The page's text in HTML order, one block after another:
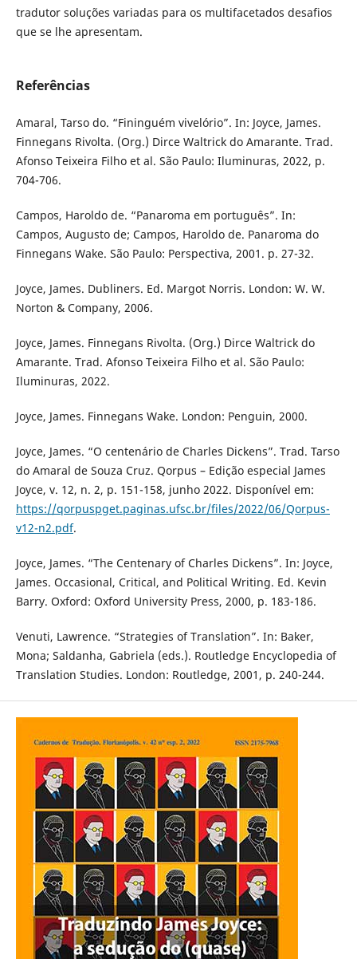
tradutor soluções variadas para os multifacetados desafios
que se lhe apresentam.
Referências
Amaral, Tarso do. “Fininguém vivelório”. In: Joyce, James.
Finnegans Rivolta. (Org.) Dirce Waltrick do Amarante. Trad.
Afonso Teixeira Filho et al. São Paulo: Iluminuras, 2022, p.
704-706.
Campos, Haroldo de. “Panaroma em português”. In:
Campos, Augusto de; Campos, Haroldo de. Panaroma do
Finnegans Wake. São Paulo: Perspectiva, 2001. p. 27-32.
Joyce, James. Dubliners. Ed. Margot Norris. London: W. W.
Norton & Company, 2006.
Joyce, James. Finnegans Rivolta. (Org.) Dirce Waltrick do
Amarante. Trad. Afonso Teixeira Filho et al. São Paulo:
Iluminuras, 2022.
Joyce, James. Finnegans Wake. London: Penguin, 2000.
Joyce, James. “O centenário de Charles Dickens”. Trad. Tarso
do Amaral de Souza Cruz. Qorpus – Edição especial James
Joyce, v. 12, n. 2, p. 151-158, junho 2022. Disponível em:
https://qorpuspget.paginas.ufsc.br/files/2022/06/Qorpus-
v12-n2.pdf.
Joyce, James. “The Centenary of Charles Dickens”. In: Joyce,
James. Occasional, Critical, and Political Writing. Ed. Kevin
Barry. Oxford: Oxford University Press, 2000, p. 183-186.
Venuti, Lawrence. “Strategies of Translation”. In: Baker,
Mona; Saldanha, Gabriela (eds.). Routledge Encyclopedia of
Translation Studies. London: Routledge, 2001, p. 240-244.